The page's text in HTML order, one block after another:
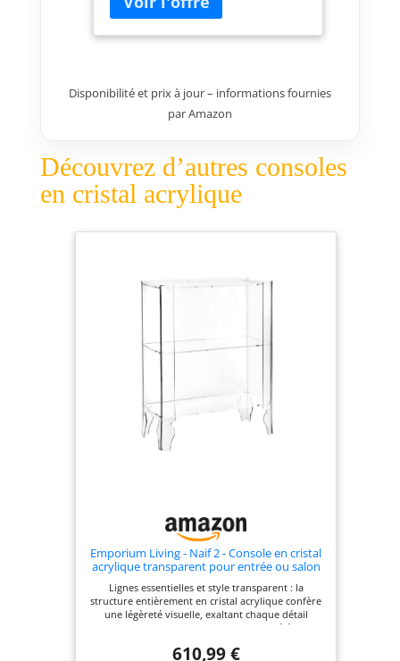
fabriqué en Italie
Disponibilité et prix à jour – informations fournies
par Amazon
Découvrez d’autres consoles
en cristal acrylique
Emporium Living - Naif 2 - Console en cristal
acrylique transparent pour entrée ou salon
Lignes essentielles et style transparent : la
structure entièrement en cristal acrylique confère
une légèreté visuelle, exaltant chaque détail
environnant avec un effet discret mais élégant.
comme meuble d'entrée, point d'appui dans le
610,99 €